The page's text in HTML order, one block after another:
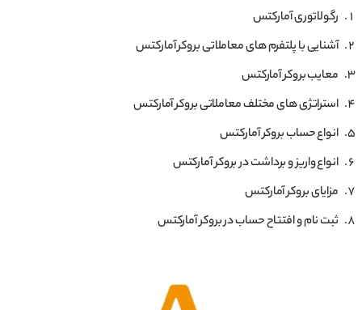
رگولاتوری آمارکتس
آشنایی با پلتفرم های معاملاتی بروکر آمارکتس
معایب بروکر آمارکتس
استراتژی های مختلف معاملاتی بروکر آمارکتس
انواع حساب بروکر آمارکتس
انواع واریز و برداشت در بروکر آمارکتس
مزایای بروکر آمارکتس
ثبت نام و افتتاح حساب در بروکر آمارکتس